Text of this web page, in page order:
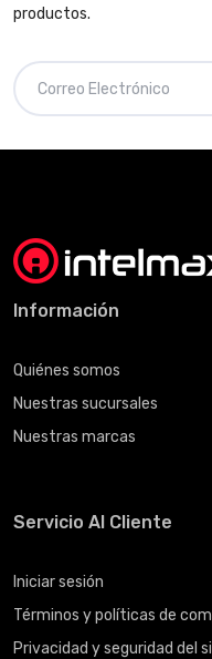
productos.
Información
Quiénes somos
Nuestras sucursales
Nuestras marcas
Servicio Al Cliente
Iniciar sesión
Términos y políticas de
Privacidad y seguridad del